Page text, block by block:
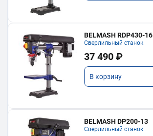
BELMASH RDP430-16
Сверлильный станок
37 490 ₽
В корзину
BELMASH DP200-13
Сверлильный станок